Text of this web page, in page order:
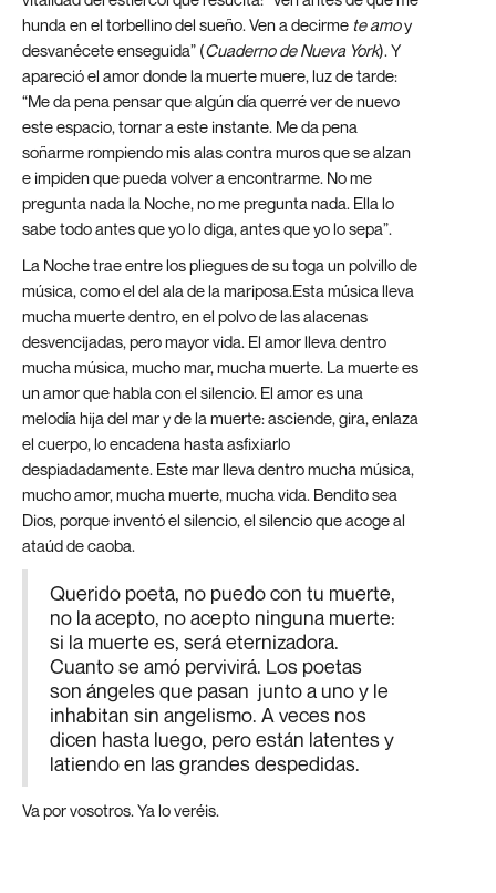
hunda en el torbellino del sueño. Ven a decirme te amoy
desvanécete enseguida” (Cuaderno de Nueva York). Y
apareció el amor donde la muerte muere, luz de tarde:
“Me da pena pensar que algún día querré ver de nuevo
este espacio, tornar a este instante. Me da pena
soñarme rompiendo mis alas contra muros que se alzan
e impiden que pueda volver a encontrarme. No me
pregunta nada la Noche, no me pregunta nada. Ella lo
sabe todo antes que yo lo diga, antes que yo lo sepa”.
La Noche trae entre los pliegues de su toga un polvillo de
música, como el del ala de la mariposa.Esta música lleva
mucha muerte dentro, en el polvo de las alacenas
desvencijadas, pero mayor vida. El amor lleva dentro
mucha música, mucho mar, mucha muerte. La muerte es
un amor que habla con el silencio. El amor es una
melodía hija del mar y de la muerte: asciende, gira, enlaza
el cuerpo, lo encadena hasta asfixiarlo
despiadadamente. Este mar lleva dentro mucha música,
mucho amor, mucha muerte, mucha vida. Bendito sea
Dios, porque inventó el silencio, el silencio que acoge al
ataúd de caoba.
Querido poeta, no puedo con tu muerte,
no la acepto, no acepto ninguna muerte:
si la muerte es, será eternizadora.
Cuanto se amó pervivirá. Los poetas
son ángeles que pasan junto a uno y le
inhabitan sin angelismo. A veces nos
dicen hasta luego, pero están latentes y
latiendo en las grandes despedidas.
Va por vosotros. Ya lo veréis.